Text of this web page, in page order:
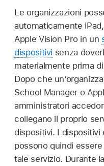
Le organizzazioni
automaticamente
Apple Vision Pro in un
dispositivi senza
materialmente prima
Dopo che
School Manager o
amministratori
collegano il proprio
dispositivi. I
possono quindi
tale servizio. Durante